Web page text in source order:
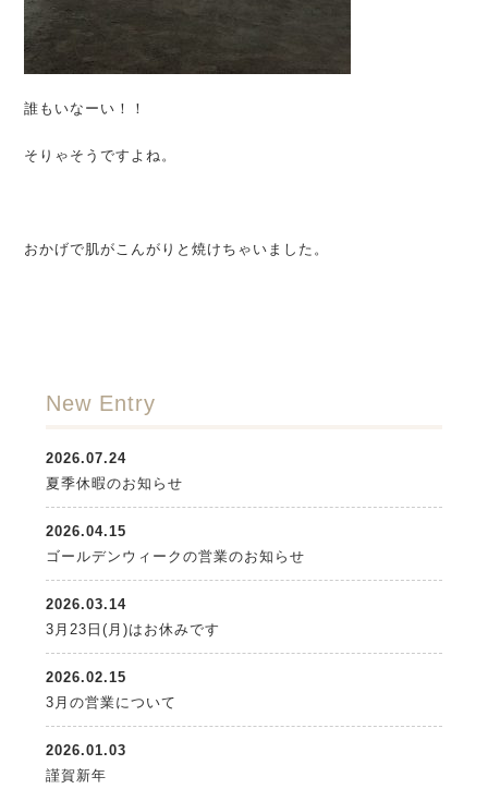
誰もいなーい！！
そりゃそうですよね。
おかげで肌がこんがりと焼けちゃいました。
New Entry
2026.07.24
夏季休暇のお知らせ
2026.04.15
ゴールデンウィークの営業のお知らせ
2026.03.14
3月23日(月)はお休みです
2026.02.15
3月の営業について
2026.01.03
謹賀新年